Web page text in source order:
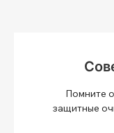
Помните
защитные